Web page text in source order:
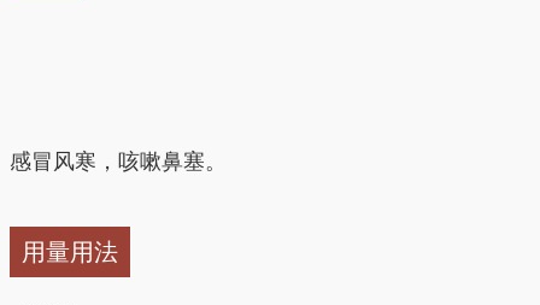
感冒风寒，咳嗽鼻塞。
用量用法